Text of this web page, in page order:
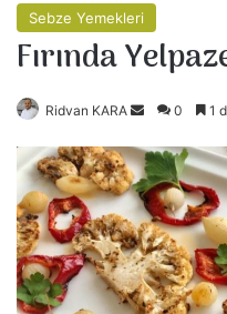
Sebze Yemekleri
Fırında
Ridvan KARA
r
e
-
p
o
s
0 1